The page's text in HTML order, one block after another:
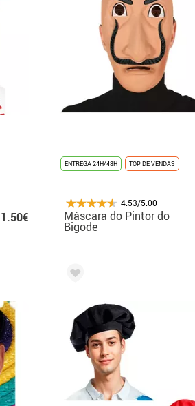
1.50€
ENTREGA 24H/48H TOP DE VENDAS
4.53/5.00
Máscara do Pintor do
Bigode